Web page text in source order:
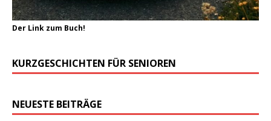
Der Link zum Buch!
KURZGESCHICHTEN FÜR SENIOREN
NEUESTE BEITRÄGE